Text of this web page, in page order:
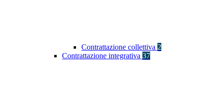
Contrattazione collettiva 2
Contrattazione integrativa 37